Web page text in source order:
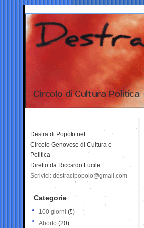
Destra di Popolo.net
Circolo Genovese di Cultura e
Politica
Diretto da Riccardo Fucile
Scrivici: destradipopolo@gmail.com
Categorie
100 giorni (5)
Aborto (20)